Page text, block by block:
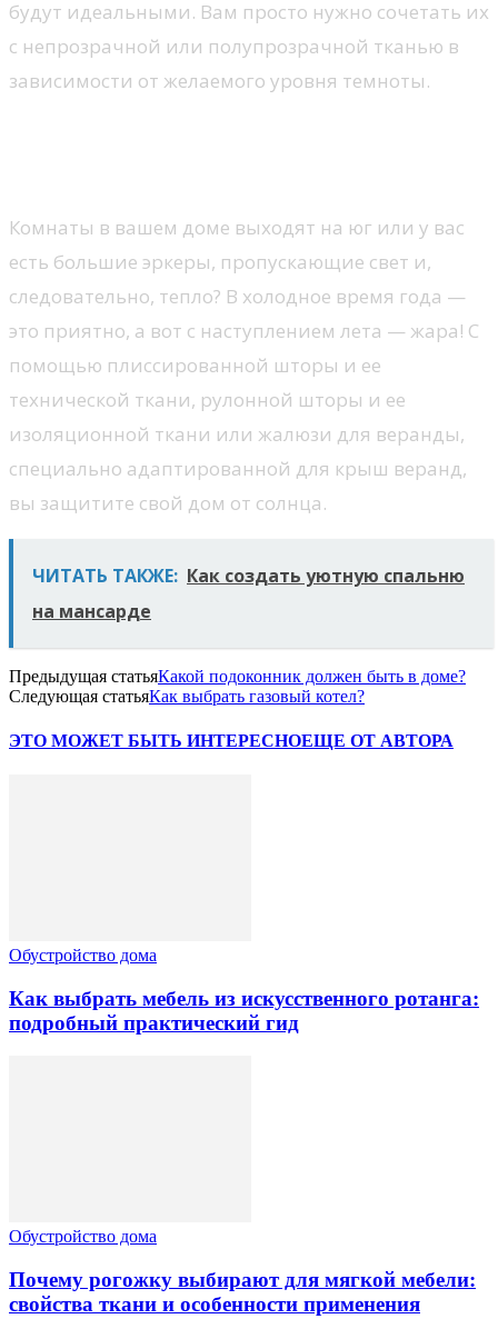
будут идеальными. Вам просто нужно сочетать их
с непрозрачной или полупрозрачной тканью в
зависимости от желаемого уровня темноты.
Комнаты в вашем доме выходят на юг или у вас
есть большие эркеры, пропускающие свет и,
следовательно, тепло? В холодное время года —
это приятно, а вот с наступлением лета — жара! С
помощью плиссированной шторы и ее
технической ткани, рулонной шторы и ее
изоляционной ткани или жалюзи для веранды,
специально адаптированной для крыш веранд,
вы защитите свой дом от солнца.
ЧИТАТЬ ТАКЖЕ: Как создать уютную спальню
на мансарде
Предыдущая статьяКакой подоконник должен быть в доме?
Следующая статьяКак выбрать газовый котел?
ЭТО МОЖЕТ БЫТЬ ИНТЕРЕСНОЕЩЕ ОТ АВТОРА
Обустройство дома
Как выбрать мебель из искусственного ротанга:
подробный практический гид
Обустройство дома
Почему рогожку выбирают для мягкой мебели:
свойства ткани и особенности применения